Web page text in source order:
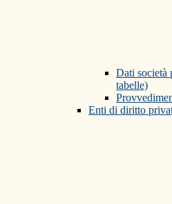
Dati società
tabelle)
Enti di diritto